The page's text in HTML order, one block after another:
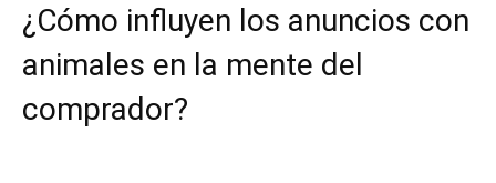
¿Cómo influyen los anuncios con
animales en la mente del
comprador?